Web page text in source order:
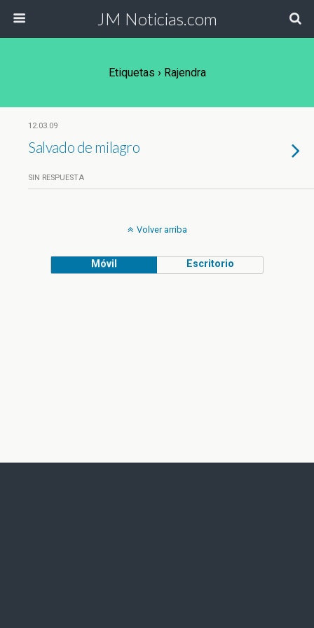
JM Noticias.com
Etiquetas › Rajendra
12.03.09
Salvado de milagro
SIN RESPUESTA
Volver arriba
Móvil Escritorio